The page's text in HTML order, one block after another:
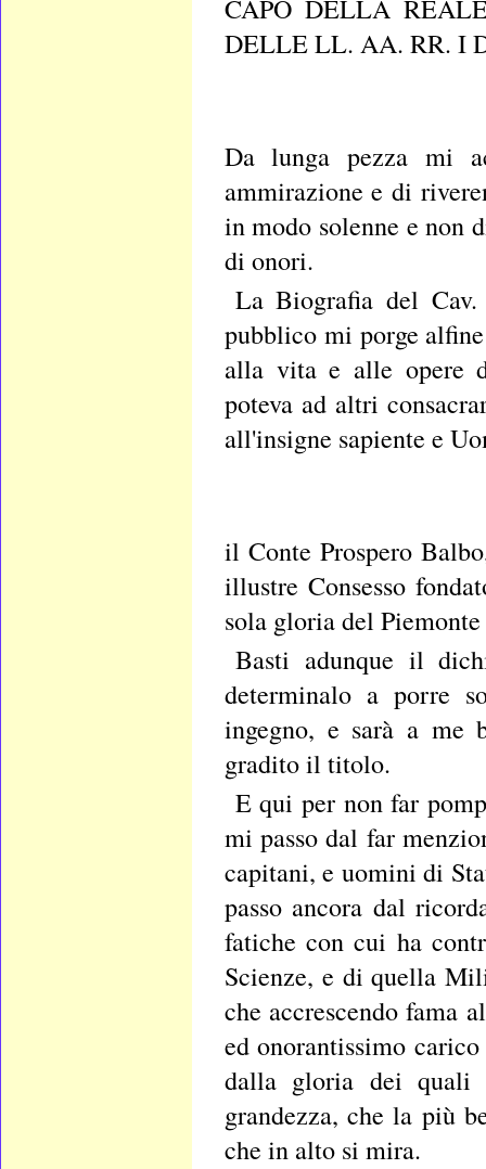
CAPO DELLA
DELLE LL. AA. RR. I
Da lunga pezza mi
ammirazione e di
in modo solenne e non
di onori.
La Biografia del
pubblico mi porge
alla vita e alle opere
poteva ad altri
all'insigne sapiente e
il Conte Prospero
illustre Consesso
sola gloria del
Basti adunque il
determinalo a porre
ingegno, e sarà a me
gradito il titolo.
E qui per non far
mi passo dal far
capitani, e uomini di
passo ancora dal
fatiche con cui ha
Scienze, e di quella
che accrescendo fama
ed onorantissimo
dalla gloria dei
grandezza, che la più
che in alto si mira.